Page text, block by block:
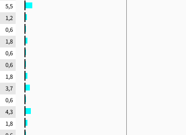
5,5
1,2
0,6
1,8
0,6
0,6
1,8
3,7
0,6
4,3
1,8